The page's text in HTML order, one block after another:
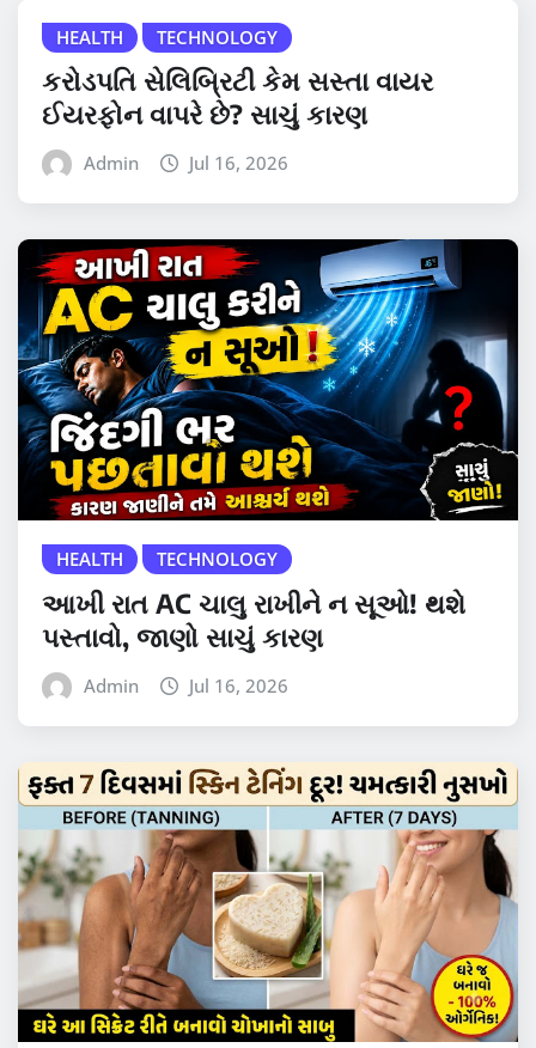
HEALTH TECHNOLOGY
કરોડપતિ સેલિબ્રિટી કેમ સસ્તા વાયર
ઈયરફોન વાપરે છે? સાચું કારણ
Admin Jul 16, 2026
HEALTH TECHNOLOGY
આખી રાત AC ચાલુ રાખીને ન સૂઓ! થશે
પસ્તાવો, જાણો સાચું કારણ
Admin Jul 16, 2026